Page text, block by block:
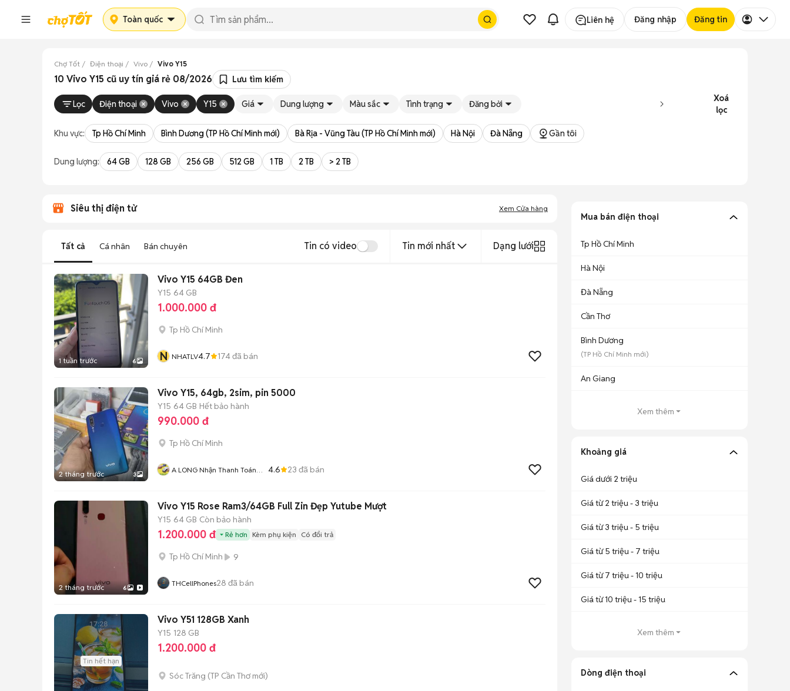
Toàn quốc Liên hệ Đăng nhập Đăng tin
Chợ Tốt Điện thoại Vivo Vivo Y15
10 Vivo Y15 cũ uy tín giá rẻ 08/2026 Lưu tìm kiếm
Lọc Điện thoại Vivo Y15 Giá Dung lượng Màu sắc Tình trạng Đăng bởi
Xoá
lọc
Khu vực: Tp Hồ Chí Minh Bình Dương (TP Hồ Chí Minh mới) Bà Rịa - Vũng Tàu (TP Hồ Chí Minh mới) Hà Nội Đà Nẵng Gần tôi
Dung lượng: 64 GB 128 GB 256 GB 512 GB 1 TB 2 TB > 2 TB
Siêu thị điện tử Xem Cửa hàng
Tất cả Cá nhân Bán chuyên Tin có video Tin mới nhất Dạng lưới
1 tuần trước 6
Vivo Y15 64GB Đen
Y15 64 GB
1.000.000 đ
Tp Hồ Chí Minh
N NHATLV4.7 174đã bán
2 tháng trước 3
Vivo Y15, 64gb, 2sim, pin 5000
Y15 64 GB Hết bảo hành
990.000 đ
Tp Hồ Chí Minh
A LONG Nhận Thanh Toán
4.6 23 đã bán
2 tháng trước 6
Vivo Y15 Rose Ram3/64GB Full Zin Đẹp Yutube Mượt
Y15 64 GB Còn bảo hành
1.200.000 đ Rẻ hơn Kèm phụ kiện Có đổi trả
Tp Hồ Chí Minh 9
THCellPhones28 đã bán
Tin hết hạn
Vivo Y51 128GB Xanh
Y15 128 GB
1.200.000 đ
Sóc Trăng (TP Cần Thơmới)
Mua bán điện thoại
Tp Hồ Chí Minh
Hà Nội
Đà Nẵng
Cần Thơ
Bình Dương
(TP Hồ Chí Minh mới)
An Giang
Xem thêm
Khoảng giá
Giá dưới 2 triệu
Giá từ 2 triệu - 3 triệu
Giá từ 3 triệu - 5 triệu
Giá từ 5 triệu - 7 triệu
Giá từ 7 triệu - 10 triệu
Giá từ 10 triệu - 15 triệu
Xem thêm
Dòng điện thoại